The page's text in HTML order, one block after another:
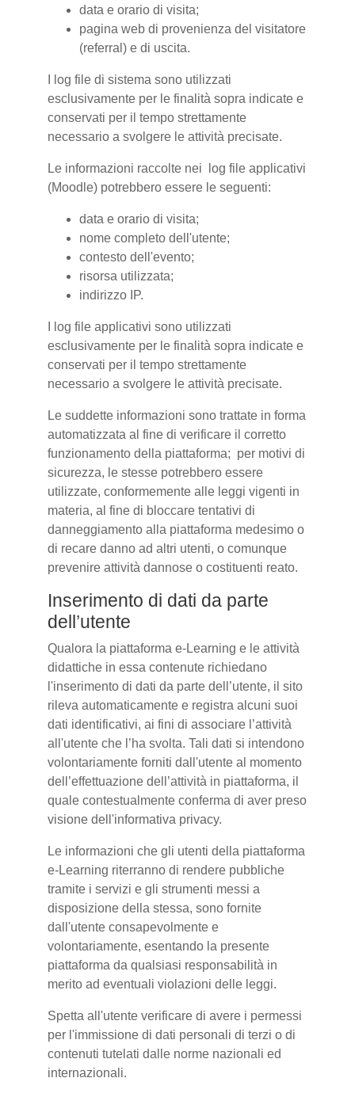
data e orario di visita;
pagina web di provenienza del visitatore
(referral) e di uscita.
I log file di sistema sono utilizzati
esclusivamente per le finalità sopra indicate e
conservati per il tempo strettamente
necessario a svolgere le attività precisate.
Le informazioni raccolte nei log file applicativi
(Moodle) potrebbero essere le seguenti:
data e orario di visita;
nome completo dell'utente;
contesto dell'evento;
risorsa utilizzata;
indirizzo IP.
I log file applicativi sono utilizzati
esclusivamente per le finalità sopra indicate e
conservati per il tempo strettamente
necessario a svolgere le attività precisate.
Le suddette informazioni sono trattate in forma
automatizzata al fine di verificare il corretto
funzionamento della piattaforma; per motivi di
sicurezza, le stesse potrebbero essere
utilizzate, conformemente alle leggi vigenti in
materia, al fine di bloccare tentativi di
danneggiamento alla piattaforma medesimo o
di recare danno ad altri utenti, o comunque
prevenire attività dannose o costituenti reato.
Inserimento di dati da parte
dell’utente
Qualora la piattaforma e-Learning e le attività
didattiche in essa contenute richiedano
l'inserimento di dati da parte dell’utente, il sito
rileva automaticamente e registra alcuni suoi
dati identificativi, ai fini di associare l’attività
all'utente che l’ha svolta. Tali dati si intendono
volontariamente forniti dall'utente al momento
dell’effettuazione dell’attività in piattaforma, il
quale contestualmente conferma di aver preso
visione dell'informativa privacy.
Le informazioni che gli utenti della piattaforma
e-Learning riterranno di rendere pubbliche
tramite i servizi e gli strumenti messi a
disposizione della stessa, sono fornite
dall'utente consapevolmente e
volontariamente, esentando la presente
piattaforma da qualsiasi responsabilità in
merito ad eventuali violazioni delle leggi.
Spetta all'utente verificare di avere i permessi
per l'immissione di dati personali di terzi o di
contenuti tutelati dalle norme nazionali ed
internazionali.